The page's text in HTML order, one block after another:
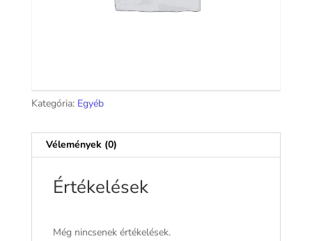
Kategória: Egyéb
Vélemények (0)
Értékelések
Még nincsenek értékelések.